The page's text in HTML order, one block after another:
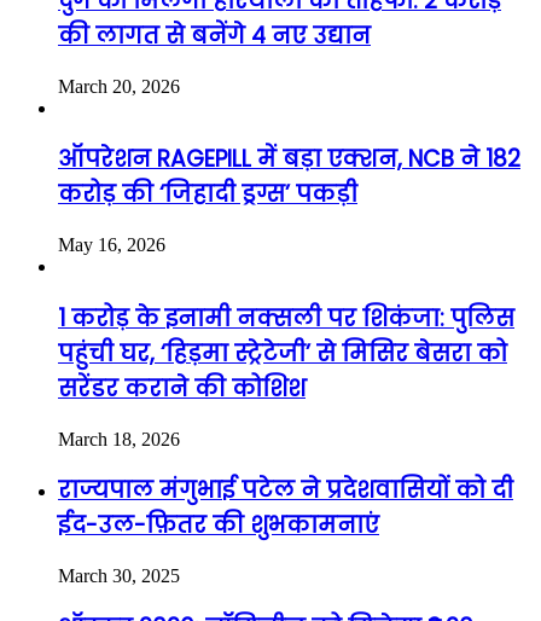
की लागत से बनेंगे 4 नए उद्यान
March 20, 2026
ऑपरेशन RAGEPILL में बड़ा एक्शन, NCB ने 182
करोड़ की ‘जिहादी ड्रग्स’ पकड़ी
May 16, 2026
1 करोड़ के इनामी नक्सली पर शिकंजा: पुलिस
पहुंची घर, ‘हिड़मा स्ट्रेटेजी’ से मिसिर बेसरा को
सरेंडर कराने की कोशिश
March 18, 2026
राज्यपाल मंगुभाई पटेल ने प्रदेशवासियों को दी
ईद-उल-फ़ितर की शुभकामनाएं
March 30, 2025